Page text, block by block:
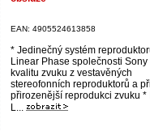
EAN: 4905524613858
* Jedinečný systém
Linear Phase společnosti Sony
kvalitu zvuku z vestavěných
stereofonních reproduktorů a
přirozenější reprodukci zvuku *
L...